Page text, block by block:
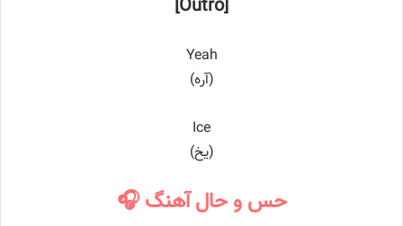
[Outro]
Yeah
(آره)
Ice
(یخ)
حس و حال آهنگ 🎧